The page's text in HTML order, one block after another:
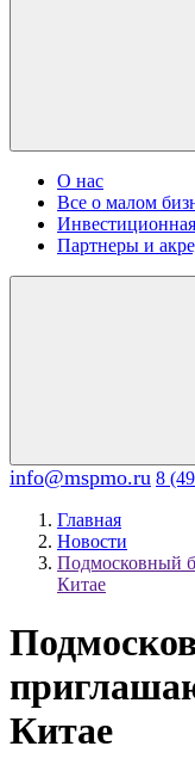
О нас
Все о малом
Партнеры и
info@mspmo.ru 8
Главная
Новости
Подмосковный
Китае
Китае